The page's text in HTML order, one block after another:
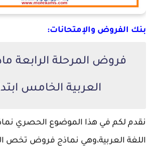
بنك الفروض والإمتحانات:
فروض المرحلة الرابعة
العربية الخامس
نقدم لكم في هذا الموضوع الحصري
اللغة العربية،وهي نماذج فروض تخص